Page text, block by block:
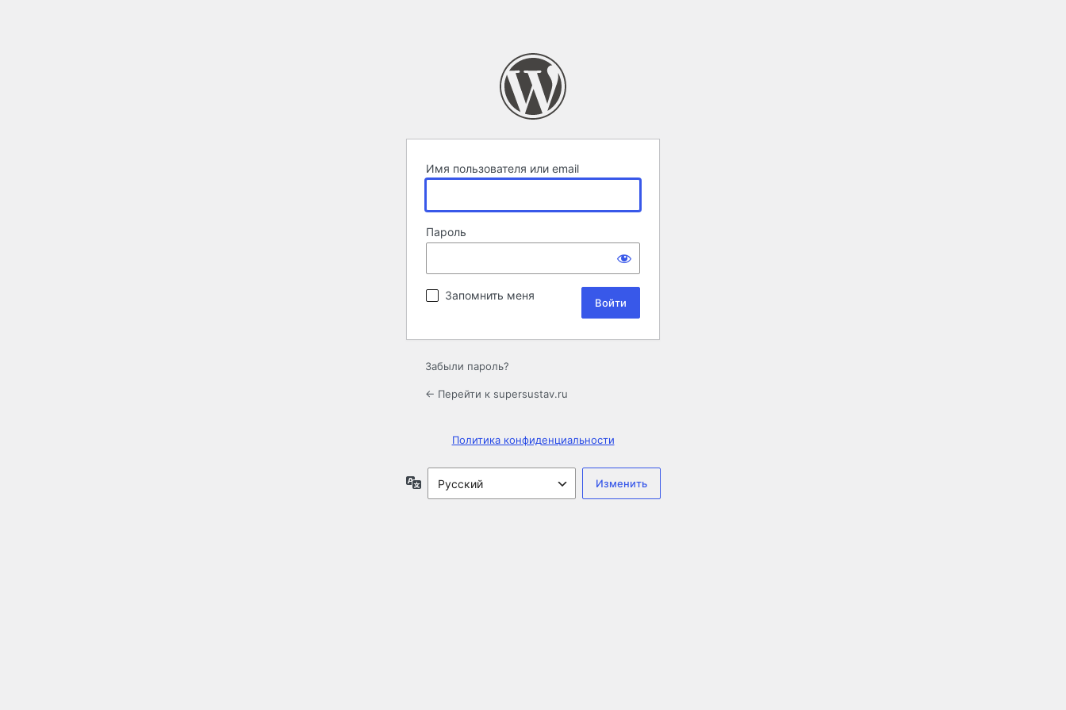
Имя пользователя или email
Пароль
Запомнить меня
Забыли пароль?
← Перейти к supersustav.ru
Политика конфиденциальности
Язык